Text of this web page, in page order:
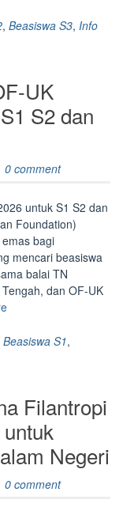
, Beasiswa S3, Info
UK
S2 dan
0 comment
untuk S1 S2 dan
Foundation)
bagi
mencari beasiswa
balai TN
dan OF-UK
“Beasiswa
OF-
untuk
S2
dan
Beasiswa S1,
Filantropi
Negeri
0 comment